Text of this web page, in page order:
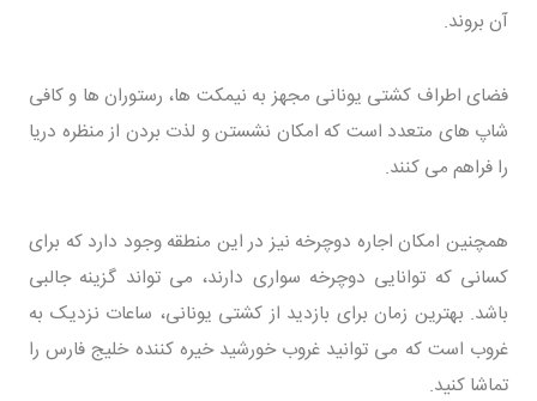
آن بروند.
فضای اطراف کشتی یونانی مجهز به نیمکت ها، رستوران ها و کافی
شاپ های متعدد است که امکان نشستن و لذت بردن از منظره دریا
را فراهم می کنند.
همچنین امکان اجاره دوچرخه نیز در این منطقه وجود دارد که برای
کسانی که توانایی دوچرخه سواری دارند، می تواند گزینه جالبی
باشد. بهترین زمان برای بازدید از کشتی یونانی، ساعات نزدیک به
غروب است که می توانید غروب خورشید خیره کننده خلیج فارس را
تماشا کنید.